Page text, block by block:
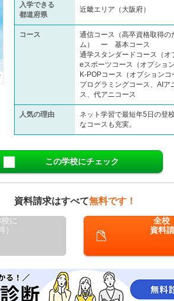
入学できる
都道府県
近畿エリア（大阪府）
コース
通信コース（高卒資格取得の
ム） ー 基本コース
通学スタンダードコース（オ
eスポーツコース（オプション
K-POPコース（オプションコ
プログラミングコース、AIア
ス、代アニコース
人気の理由
ネット学習で最短年5日の登
なコースも充実。
この学校にチェック
資料請求はすべて無料です！
に
全校
資料